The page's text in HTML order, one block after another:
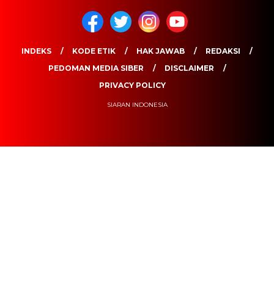
INDEKS KODE ETIK HAK JAWAB
REDAKSI
PEDOMAN MEDIA SIBER
DISCLAIMER
PRIVACY POLICY
SIARAN INDONESIA